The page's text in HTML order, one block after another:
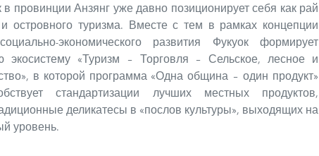
провинции Анзянг уже давно позиционирует себя как рай
островного туризма. Вместе с тем в рамках концепции
экономического развития Фукуок формирует
экосистему «Туризм – Торговля – Сельское, лесное и
в которой программа «Одна община – один продукт»
стандартизации лучших местных продуктов,
деликатесы в «послов культуры», выходящих на
уровень.